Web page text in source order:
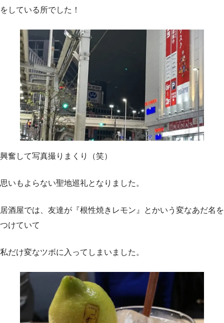
をしている所でした！
興奮して写真撮りまくり（笑）
思いもよらない聖地巡礼となりました。
居酒屋では、友達が『根性焼きレモン』とかいう変なあだ名を
つけていて
私だけ変なツボに入ってしまいました。